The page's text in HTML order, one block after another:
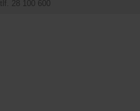
tlf. 28 100 600